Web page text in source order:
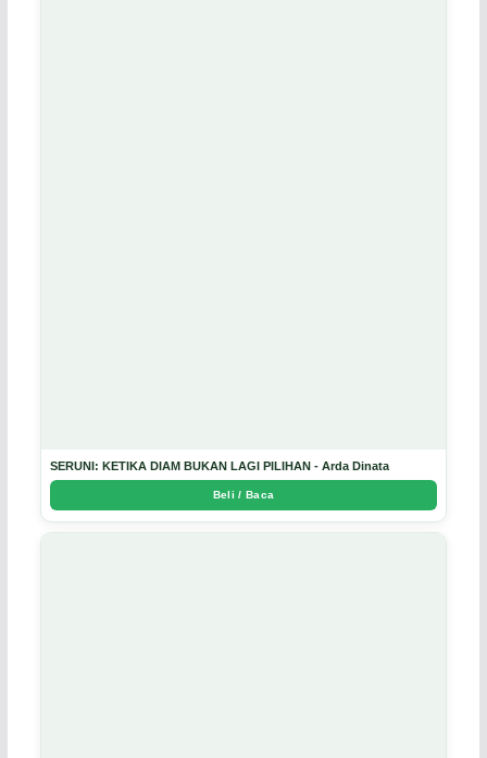
SERUNI: KETIKA DIAM BUKAN LAGI PILIHAN - Arda Dinata
Beli / Baca